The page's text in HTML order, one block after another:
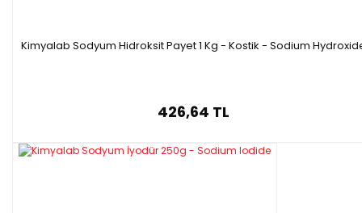
Kimyalab Sodyum Hidroksit Payet 1 Kg - Kostik - Sodium
426,64 TL